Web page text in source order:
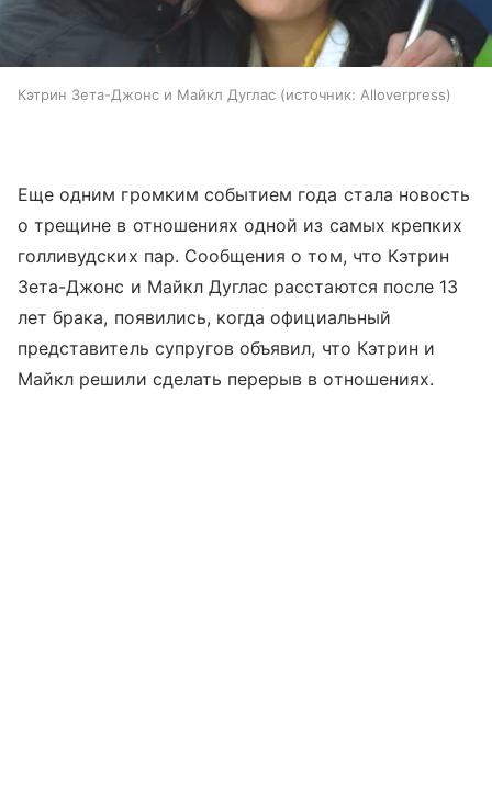
Кэтрин Зета-Джонс и Майкл Дуглас источник: Alloverpress
Еще одним громким событием года стала новость
о трещине в отношениях одной из самых крепких
голливудских пар. Сообщения о том, что Кэтрин
Зета-Джонс и Майкл Дуглас расстаются после 13
лет брака, появились, когда официальный
представитель супругов объявил, что Кэтрин и
Майкл решили сделать перерыв в отношениях.